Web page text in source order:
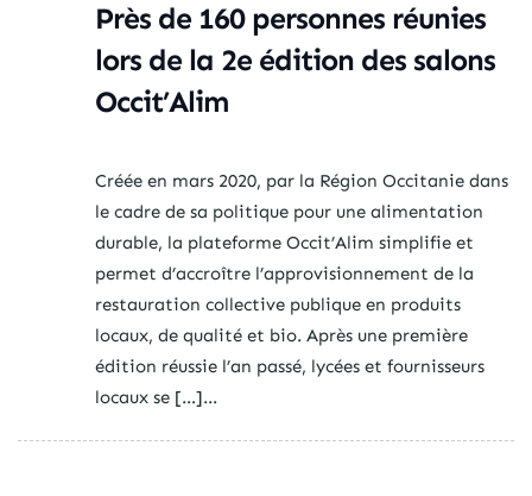
Près de 160 personnes réunies
lors de la 2e édition des salons
Occit’Alim
Créée en mars 2020, par la Région Occitanie dans
le cadre de sa politique pour une alimentation
durable, la plateforme Occit’Alim simplifie et
permet d’accroître l’approvisionnement de la
restauration collective publique en produits
locaux, de qualité et bio. Après une première
édition réussie l’an passé, lycées et fournisseurs
locaux se […]...